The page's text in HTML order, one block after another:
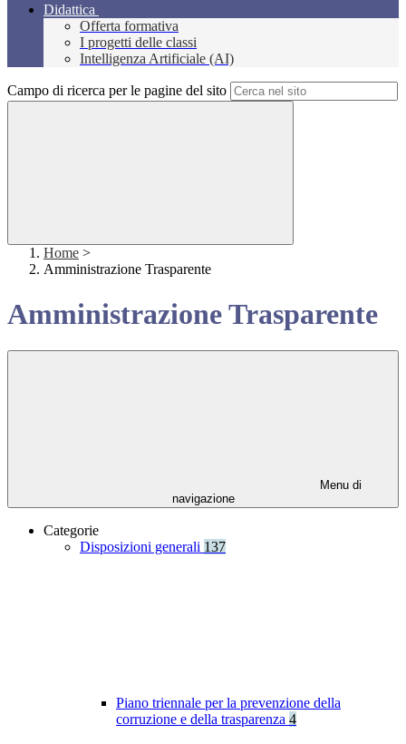
Didattica
Offerta formativa
I progetti delle classi
Intelligenza Artificiale (AI)
Campo di ricerca per le pagine del sito
Home >
Amministrazione Trasparente
Amministrazione Trasparente
Menu di
navigazione
Categorie
Disposizioni generali 137
Piano triennale per la prevenzione della
corruzione e della trasparenza 4